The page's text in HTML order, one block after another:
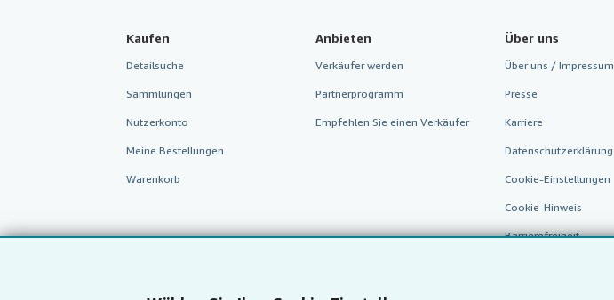
Kaufen
Detailsuche
Sammlungen
Nutzerkonto
Meine Bestellungen
Warenkorb
Anbieten
Verkäufer werden
Partnerprogramm
Empfehlen Sie einen Verkäufer
Über uns
Über uns / Impressum
Presse
Karriere
Datenschutzerklärung
Cookie-Einstellungen
Cookie-Hinweis
Barrierefreiheit